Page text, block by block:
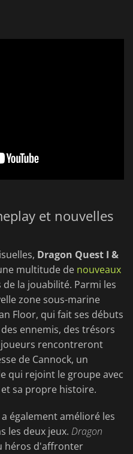
et nouvelles
Dragon Quest I &
multitude de nouveaux
la jouabilité. Parmi les
zone sous-marine
Floor, qui fait ses débuts
ennemis, des trésors
rencontreront
de Cannock, un
qui rejoint le groupe avec
sa propre histoire.
également amélioré les
les deux jeux. Dragon
héros d'affronter